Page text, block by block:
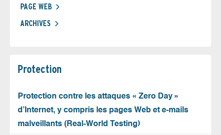
PAGE WEB
ARCHIVES
Protection
Protection contre les attaques « Zero Day »
d’Internet, y compris les pages Web et e-mails
malveillants (Real-World Testing)